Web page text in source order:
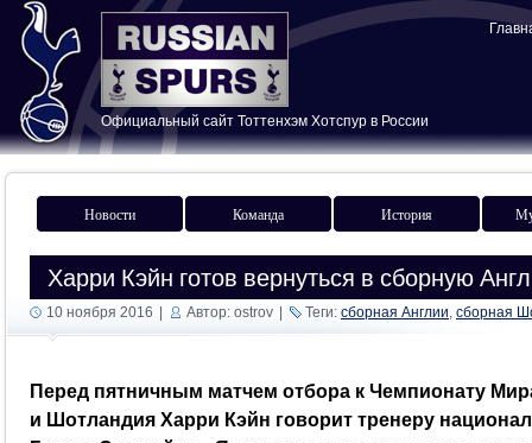
Официальный сайт Тоттенхэм Хотспур в России
Новости Команда История
Харри Кэйн готов вернуться в сборную
10 ноября 2016 Автор: ostrov Теги: сборная Англии, сборная
Перед пятничным матчем отбора к Чемпионату
и Шотландия Харри Кэйн говорит тренеру